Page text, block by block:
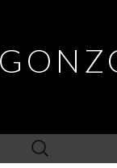
Suche
nach: